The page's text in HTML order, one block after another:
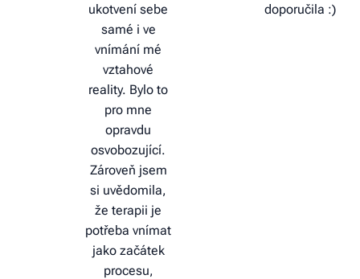
ukotvení sebe
samé i ve
vnímání mé
vztahové
reality. Bylo to
pro mne
opravdu
osvobozující.
Zároveň jsem
si uvědomila,
že terapii je
potřeba vnímat
jako začátek
procesu,
doporučila :)